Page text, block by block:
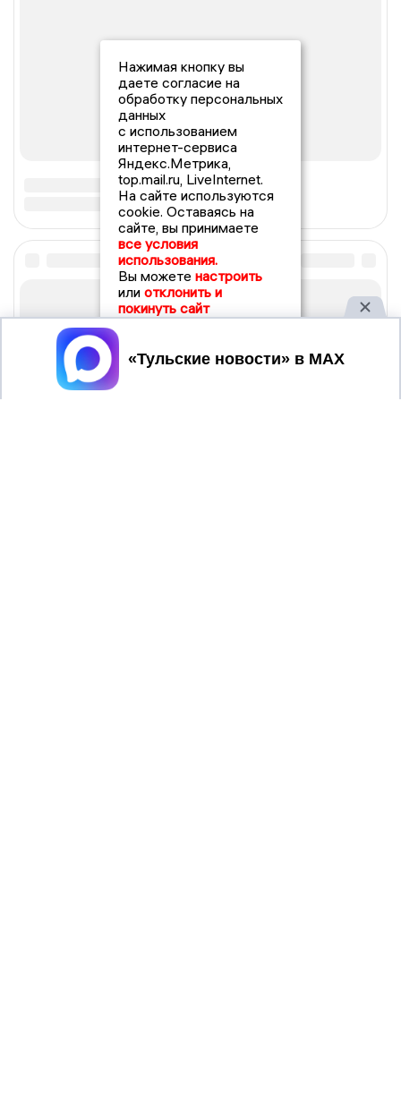
Нажимая кнопку вы
даете согласие на
обработку персональных
данных
с использованием
интернет-сервиса
Яндекс.Метрика,
top.mail.ru, LiveInternet.
На сайте используются
cookie. Оставаясь на
сайте, вы принимаете
все условия
использования.
Вы можете настроить
или отклонить и
покинуть сайт
Принять